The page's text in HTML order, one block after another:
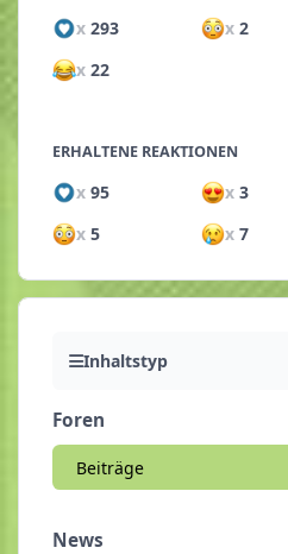
x 293 x2
x 22
ERHALTENE REAKTIONEN
x 95 x3
x 5 x7
Inhaltstyp
Foren
Beiträge
News